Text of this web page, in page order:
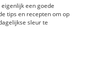
een goede
tips en recepten om op
sleur te